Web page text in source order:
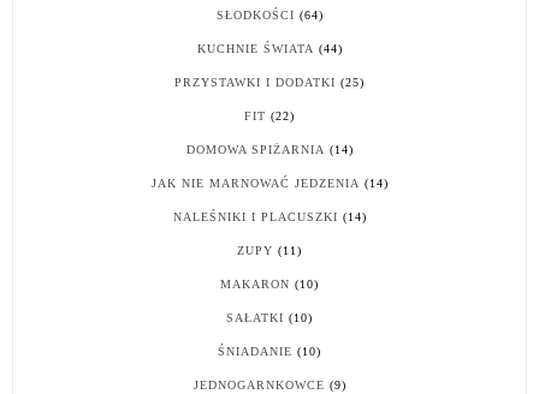
SŁODKOŚCI (64)
KUCHNIE ŚWIATA (44)
PRZYSTAWKI I DODATKI (25)
FIT (22)
DOMOWA SPIŻARNIA (14)
JAK NIE MARNOWAĆ JEDZENIA (14)
NALEŚNIKI I PLACUSZKI (14)
ZUPY (11)
MAKARON (10)
SAŁATKI (10)
ŚNIADANIE (10)
JEDNOGARNKOWCE (9)